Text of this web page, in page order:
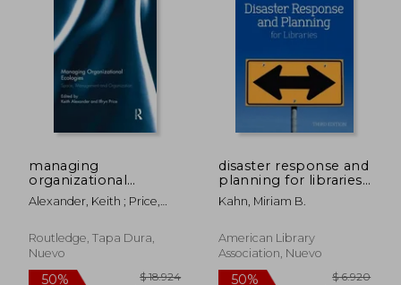
40%
dcto.
50%
dcto.
managing
organizational
ecologies (en Inglés)
Alexander, Keith ; Price,
Routledge, Tapa Dura,
Nuevo
disaster response and
planning for libraries
(en Inglés)
Kahn, Miriam B.
American Library
Association, Nuevo